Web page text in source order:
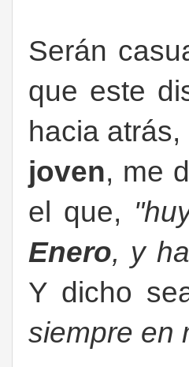
Serán
que este
hacia
joven, me
el que,
Enero, y
Y dicho
siempre en